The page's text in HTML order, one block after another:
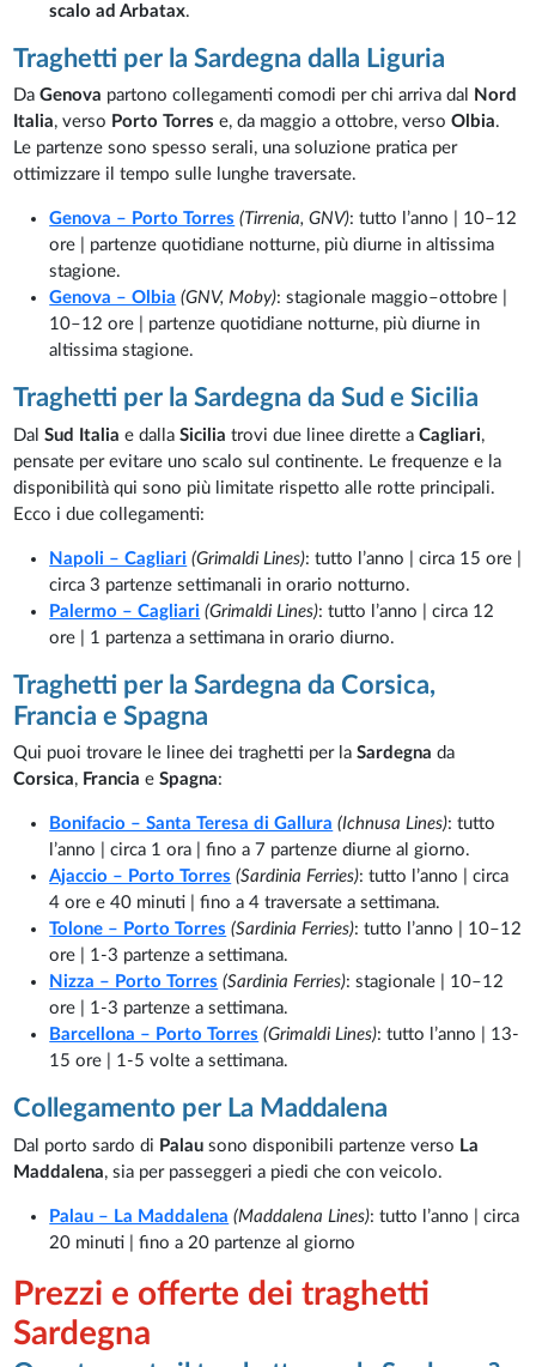
scalo ad Arbatax.
Traghetti per la Sardegna dalla Liguria
DaGenova partono collegamenti comodi per chi arriva dal
Nord
Italia, verso Porto Torres e, da maggio a ottobre, versoOlbia.
Le partenze sono spesso serali, una soluzione pratica per
ottimizzare il tempo sulle lunghe traversate.
Genova – Porto Torres (Tirrenia, GNV): tutto l’anno | 10–12
ore | partenze quotidiane notturne, più diurne in altissima
stagione.
Genova – Olbia (GNV, Moby): stagionale maggio–ottobre |
10–12 ore | partenze quotidiane notturne, più diurne in
altissima stagione.
Traghetti per la Sardegna da Sud e Sicilia
DalSud Italia e dallaSicilia trovi due linee dirette aCagliari,
pensate per evitare uno scalo sul continente. Le frequenze e la
disponibilità qui sono più limitate rispetto alle rotte principali.
Ecco i due collegamenti:
Napoli – Cagliari (Grimaldi Lines): tutto l’anno | circa 15 ore |
circa 3 partenze settimanali in orario notturno.
Palermo – Cagliari (Grimaldi Lines): tutto l’anno | circa 12
ore | 1 partenza a settimana in orario diurno.
Traghetti per la Sardegna da Corsica,
Francia e Spagna
Qui puoi trovare le linee dei traghetti per laSardegna da
Corsica, Francia eSpagna:
Bonifacio – Santa Teresa di Gallura (Ichnusa Lines): tutto
l’anno | circa 1 ora | fino a 7 partenze diurne al giorno.
Ajaccio – Porto Torres (Sardinia Ferries): tutto l’anno | circa
4 ore e 40 minuti | fino a 4 traversate a settimana.
Tolone – Porto Torres (Sardinia Ferries): tutto l’anno | 10–12
ore | 1-3 partenze a settimana.
Nizza – Porto Torres (Sardinia Ferries): stagionale | 10–12
ore | 1-3 partenze a settimana.
Barcellona – Porto Torres (Grimaldi Lines): tutto l’anno | 13-
15 ore | 1-5 volte a settimana.
Collegamento per La Maddalena
Dal porto sardo di Palau sono disponibili partenze verso La
Maddalena, sia per passeggeri a piedi che con veicolo.
Palau – La Maddalena (Maddalena Lines): tutto l’anno | circa
20 minuti | fino a 20 partenze al giorno
Prezzi e offerte dei traghetti
Sardegna